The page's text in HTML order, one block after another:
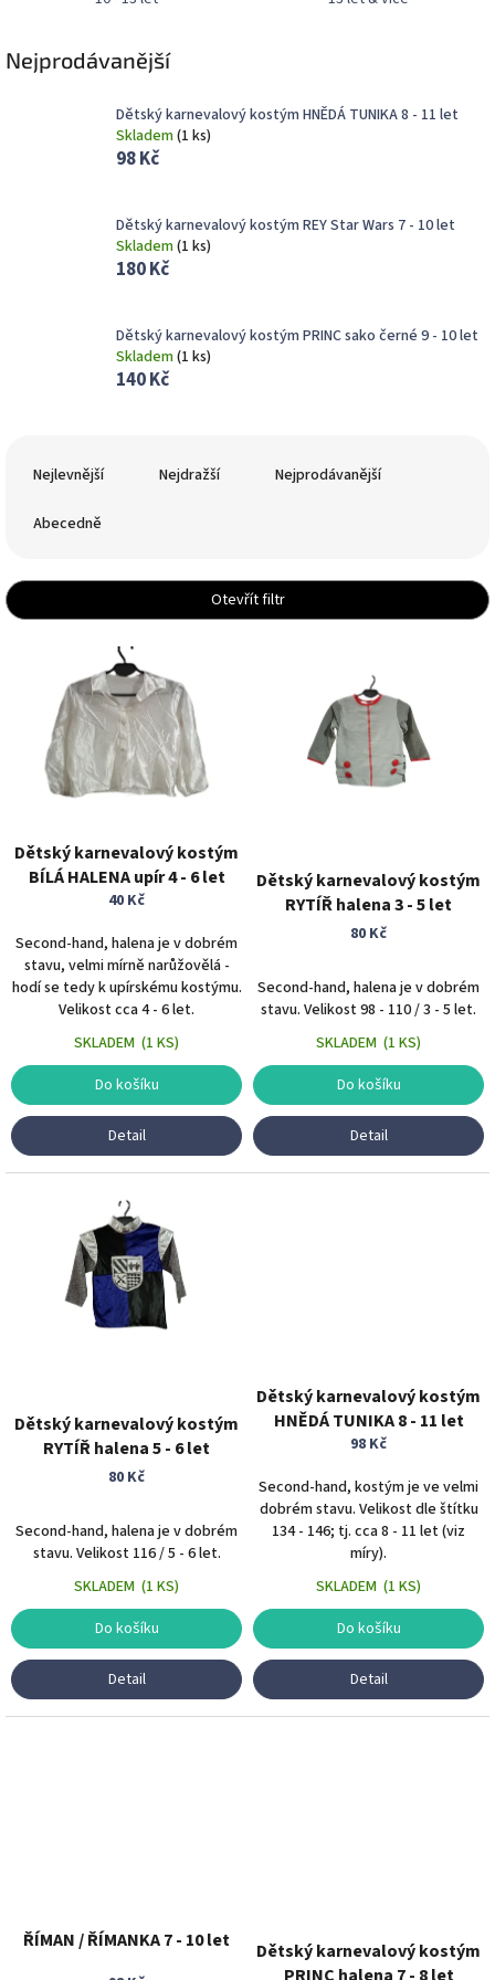
Nejprodávanější
Dětský karnevalový kostým HNĚDÁ TUNIKA 8 - 11 let
Skladem(1 ks)
98 Kč
Dětský karnevalový kostým REY Star Wars 7 - 10 let
Skladem(1 ks)
180 Kč
Dětský karnevalový kostým PRINC sako černé 9 - 10 let
Skladem(1 ks)
140 Kč
p
r
Nejlevnější Nejdražší Nejprodávanější
Abecedně
Otevřít filtr
d
ů
Dětský karnevalový kostým
BÍLÁ HALENA upír 4 - 6 let
40 Kč
Second-hand, halena je v dobrém
stavu, velmi mírně narůžovělá -
hodí se tedy k upírskému kostýmu.
Velikost cca 4 - 6 let.
SKLADEM (1 KS)
Do košíku
Detail
Dětský karnevalový kostým
RYTÍŘ halena 3 - 5 let
80 Kč
Second-hand, halena je v dobrém
stavu. Velikost 98 - 110 / 3 - 5 let.
SKLADEM (1 KS)
Do košíku
Detail
Dětský karnevalový kostým
RYTÍŘ halena 5 - 6 let
80 Kč
Second-hand, halena je v dobrém
stavu. Velikost 116 / 5 - 6 let.
SKLADEM (1 KS)
Do košíku
Detail
Dětský karnevalový kostým
HNĚDÁ TUNIKA 8 - 11 let
98 Kč
Second-hand, kostým je ve velmi
dobrém stavu. Velikost dle štítku
134 - 146; tj. cca 8 - 11 let (viz
míry).
SKLADEM (1 KS)
Do košíku
Detail
ŘÍMAN / ŘÍMANKA 7 - 10 let
Dětský karnevalový kostým